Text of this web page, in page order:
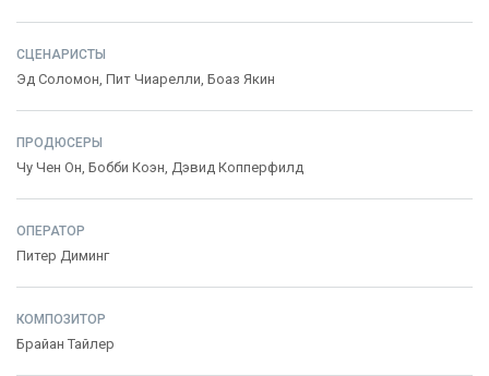
СЦЕНАРИСТЫ
Эд Соломон, Пит Чиарелли, Боаз Якин
ПРОДЮСЕРЫ
Чу Чен Он, Бобби Коэн, Дэвид Копперфилд
ОПЕРАТОР
Питер Диминг
КОМПОЗИТОР
Брайан Тайлер